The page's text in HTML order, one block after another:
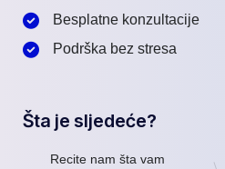
Besplatne konzultacije
Podrška bez stresa
Šta je sljedeće?
Recite nam šta vam